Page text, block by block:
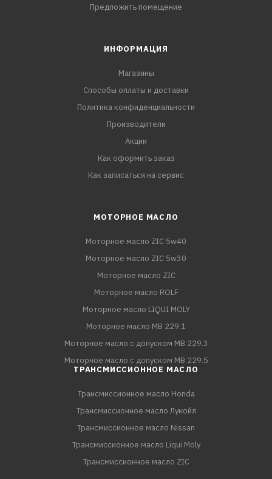
Предложить помещение
ИНФОРМАЦИЯ
Магазины
Способы оплаты и доставки
Политика конфиденциальности
Производители
Акции
Как оформить заказ
Как записаться на сервис
МОТОРНОЕ МАСЛО
Моторное масло ZIC 5w40
Моторное масло ZIC 5w30
Моторное масло ZIC
Моторное масло ROLF
Моторное масло LIQUI MOLY
Моторное масло MB 229.1
Моторное масло с допуском MB 229.3
Моторное масло с допуском MB 229.5
ТРАНСМИССИОННОЕ МАСЛО
Трансмиссионное масло Honda
Трансмиссионное масло Лукойл
Трансмиссионное масло Nissan
Трансмиссионное масло Liqui Moly
Трансмиссионное масло ZIC